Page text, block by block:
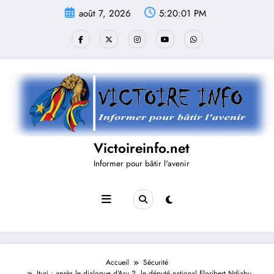
août 7, 2026 5:20:01 PM
Victoireinfo.net
Informer pour bâtir l'avenir
Accueil
Sécurité